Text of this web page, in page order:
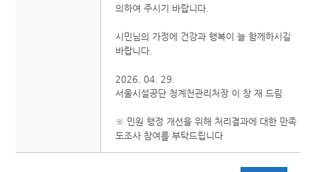
의하여 주시기 바랍니다.
시민님의 가정에 건강과 행복이 늘 함께하시길
바랍니다.
2026. 04. 29.
서울시설공단 청계천관리처장 이 창 재 드림
※ 민원 행정 개선을 위해 처리결과에 대한 만족
도조사 참여를 부탁드립니다